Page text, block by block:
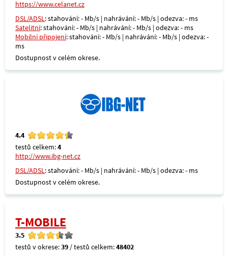
https://www.celanet.cz
DSL/ADSL: stahování: - Mb/s | nahrávání: - Mb/s | odezva: - ms
Satelitní: stahování: - Mb/s | nahrávání: - Mb/s | odezva: - ms
Mobilní připojení: stahování: - Mb/s | nahrávání: - Mb/s | odezva: -
ms
Dostupnost v celém okrese.
4.4
testů celkem:4
http://www.ibg-net.cz
DSL/ADSL: stahování: - Mb/s | nahrávání: - Mb/s | odezva: - ms
Dostupnost v celém okrese.
T-MOBILE
3.5
testů v okrese:39 / testů celkem:48402